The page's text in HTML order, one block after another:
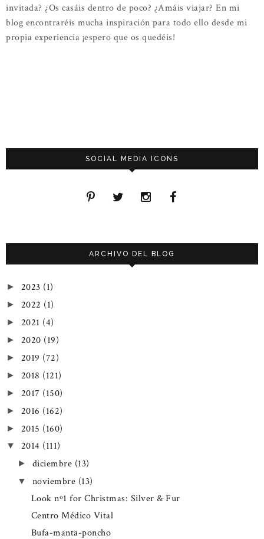
invitada? ¿Os casáis dentro de poco? ¿Amáis viajar? En mi
blog encontraréis mucha inspiración para todo ello desde mi
propia experiencia ¡espero que os quedéis!
SOCIAL MEDIA ICONS
ARCHIVO DEL BLOG
► 2023 (1)
► 2022 (1)
► 2021 (4)
► 2020 (19)
► 2019 (72)
► 2018 (121)
► 2017 (150)
► 2016 (162)
► 2015 (160)
▼ 2014 (111)
► diciembre (13)
▼ noviembre (13)
Look nº1 for Christmas: Silver & Fur
Centro Médico Vital
Bufa-manta-poncho